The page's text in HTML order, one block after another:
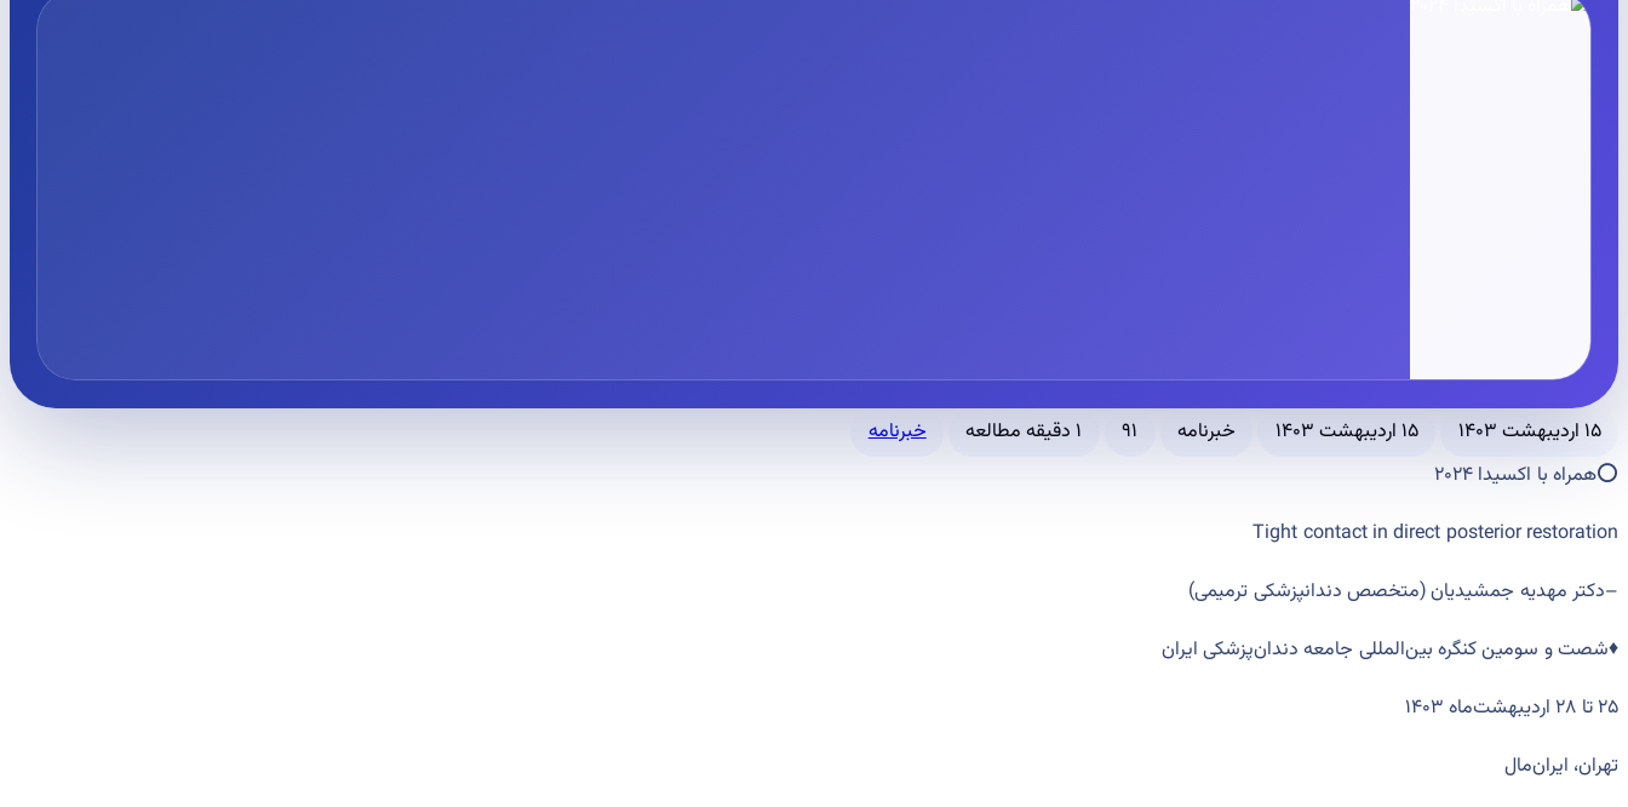
۱۵ اردیبهشت ۱۴۰۳ ۱۵ اردیبهشت ۱۴۰۳ خبرنامه ۹۱ ۱ دقیقه مطالعه
خبرنامه
⭕️همراه با اکسیدا ۲۰۲۴
Tight contact in direct posterior restoration
–دکتر ‌مهدیه جمشیدیان(متخصص دندانپزشکی ترمیمی)
♦️شصت و سومین کنگره‌ بین‌المللی جامعه دندان‌پزشکی ایران
۲۵ تا ۲۸ اردیبهشت‌ماه ۱۴۰۳
تهران، ایران‌مال